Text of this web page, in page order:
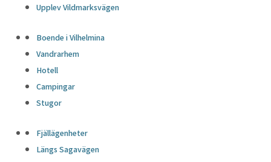
Upplev Vildmarksvägen
Boende i Vilhelmina
Vandrarhem
Hotell
Campingar
Stugor
Fjällägenheter
Längs Sagavägen